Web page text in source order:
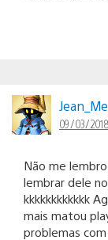
09/03/
Não me
lembrar dele
kkkkkkkkkkkk
mais matou
problemas